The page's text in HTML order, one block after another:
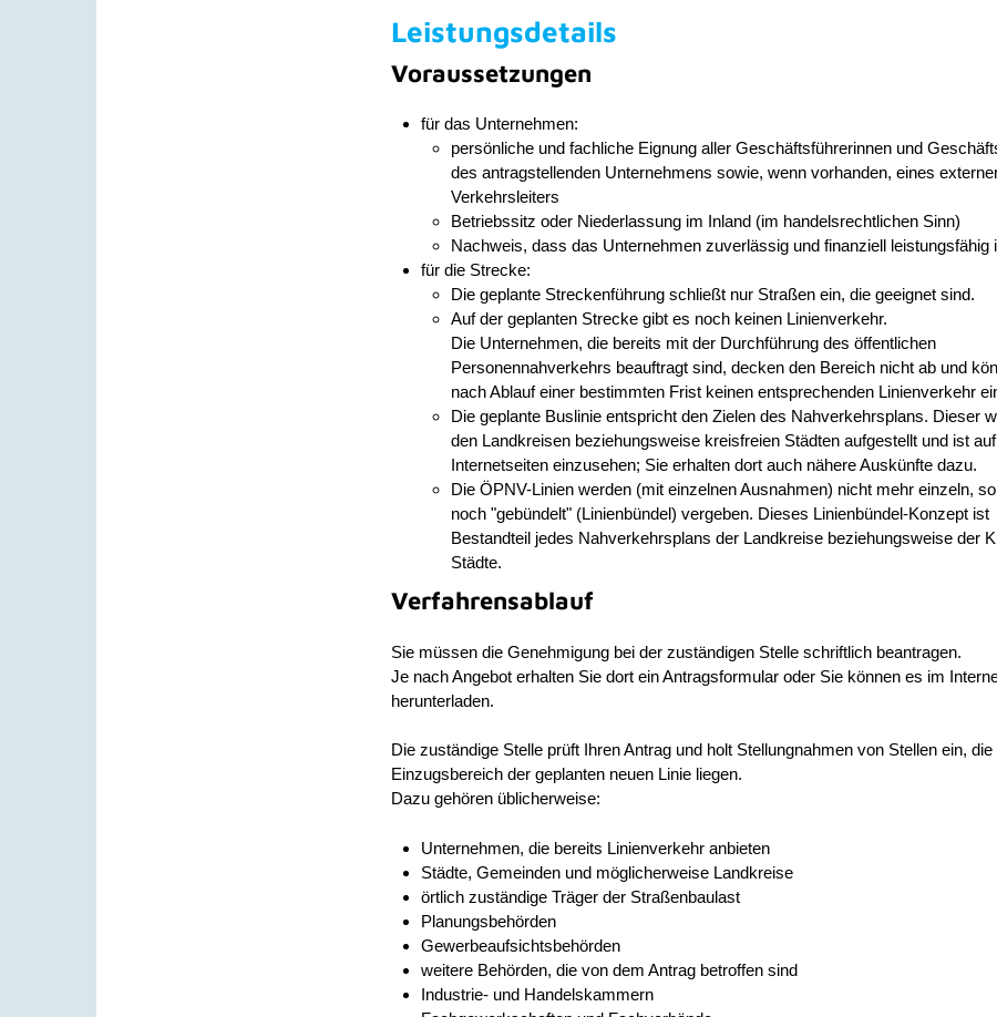
Leistungsdetails
Voraussetzungen
für das Unternehmen:
persönliche und fachliche Eignung aller Geschäftsführerinnen und
des antragstellenden Unternehmens sowie, wenn vorhanden, eines
Verkehrsleiters
Betriebssitz oder Niederlassung im Inland (im handelsrechtlichen Sinn)
Nachweis, dass das Unternehmen zuverlässig und finanziell leistungsfähig
für die Strecke:
Die geplante Streckenführung schließt nur Straßen ein, die geeignet sind.
Auf der geplanten Strecke gibt es noch keinen Linienverkehr.
Die Unternehmen, die bereits mit der Durchführung des öffentlichen
Personennahverkehrs beauftragt sind, decken den Bereich nicht ab und kön
nach Ablauf einer bestimmten Frist keinen entsprechenden Linienverkehr
Die geplante Buslinie entspricht den Zielen des Nahverkehrsplans. Dieser
den Landkreisen beziehungsweise kreisfreien Städten aufgestellt und ist
Internetseiten einzusehen; Sie erhalten dort auch nähere Auskünfte dazu.
Die ÖPNV-Linien werden (mit einzelnen Ausnahmen) nicht mehr einzeln,
noch "gebündelt" (Linienbündel) vergeben. Dieses Linienbündel-Konzept ist
Bestandteil jedes Nahverkehrsplans der Landkreise beziehungsweise der
Städte.
Verfahrensablauf
Sie müssen die Genehmigung bei der zuständigen Stelle schriftlich beantragen.
Je nach Angebot erhalten Sie dort ein Antragsformular oder Sie können es im
herunterladen.
Die zuständige Stelle prüft Ihren Antrag und holt Stellungnahmen von Stellen ein, die
Einzugsbereich der geplanten neuen Linie liegen.
Dazu gehören üblicherweise:
Unternehmen, die bereits Linienverkehr anbieten
Städte, Gemeinden und möglicherweise Landkreise
örtlich zuständige Träger der Straßenbaulast
Planungsbehörden
Gewerbeaufsichtsbehörden
weitere Behörden, die von dem Antrag betroffen sind
Industrie- und Handelskammern